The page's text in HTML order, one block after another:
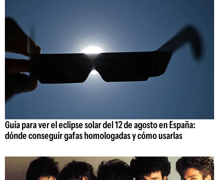
Guía para ver el eclipse solar del 12 de agosto en España:
dónde conseguir gafas homologadas y cómo usarlas